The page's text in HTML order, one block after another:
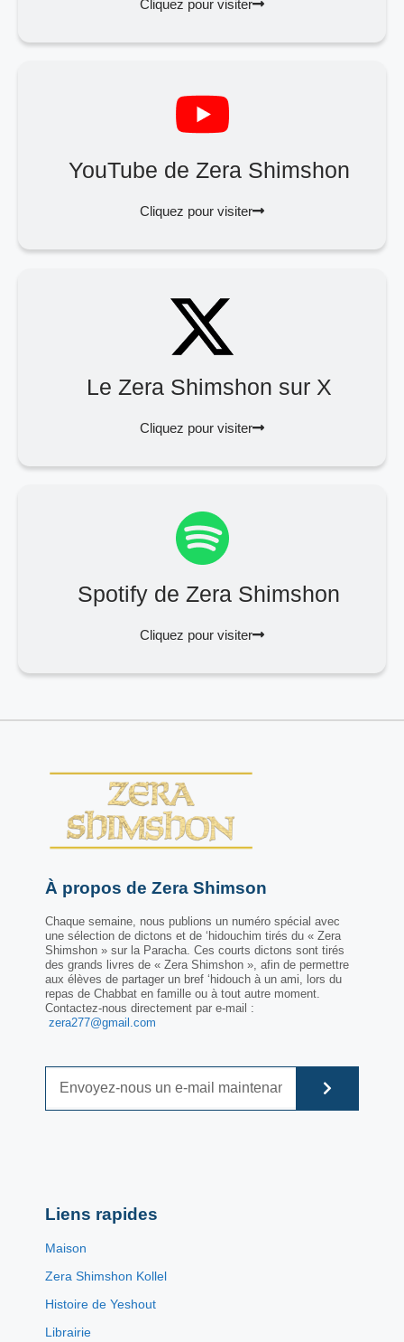
Cliquez pour visiter
YouTube de Zera Shimshon
Cliquez pour visiter
Le Zera Shimshon sur X
Cliquez pour visiter
Spotify de Zera Shimshon
Cliquez pour visiter
À propos de Zera Shimson
Chaque semaine, nous publions un numéro spécial avec
une sélection de dictons et de ‘hidouchim tirés du « Zera
Shimshon » sur la Paracha. Ces courts dictons sont tirés
des grands livres de « Zera Shimshon », afin de permettre
aux élèves de partager un bref ‘hidouch à un ami, lors du
repas de Chabbat en famille ou à tout autre moment.
Contactez-nous directement par e-mail :
zera277@gmail.com
Liens rapides
Maison
Zera Shimshon Kollel
Histoire de Yeshout
Librairie